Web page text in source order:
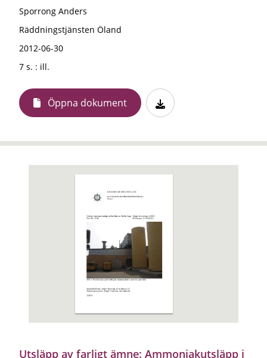
Sporrong Anders
Räddningstjänsten Öland
2012-06-30
7 s. : ill.
Öppna dokument
Utsläpp av farligt ämne: Ammoniakutsläpp i